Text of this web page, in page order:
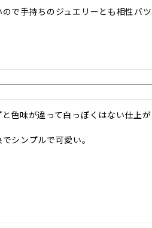
で手持ちのジュエリーとも相性バツ
と色味が違って白っぽくはない仕上
シンプルで可愛い。